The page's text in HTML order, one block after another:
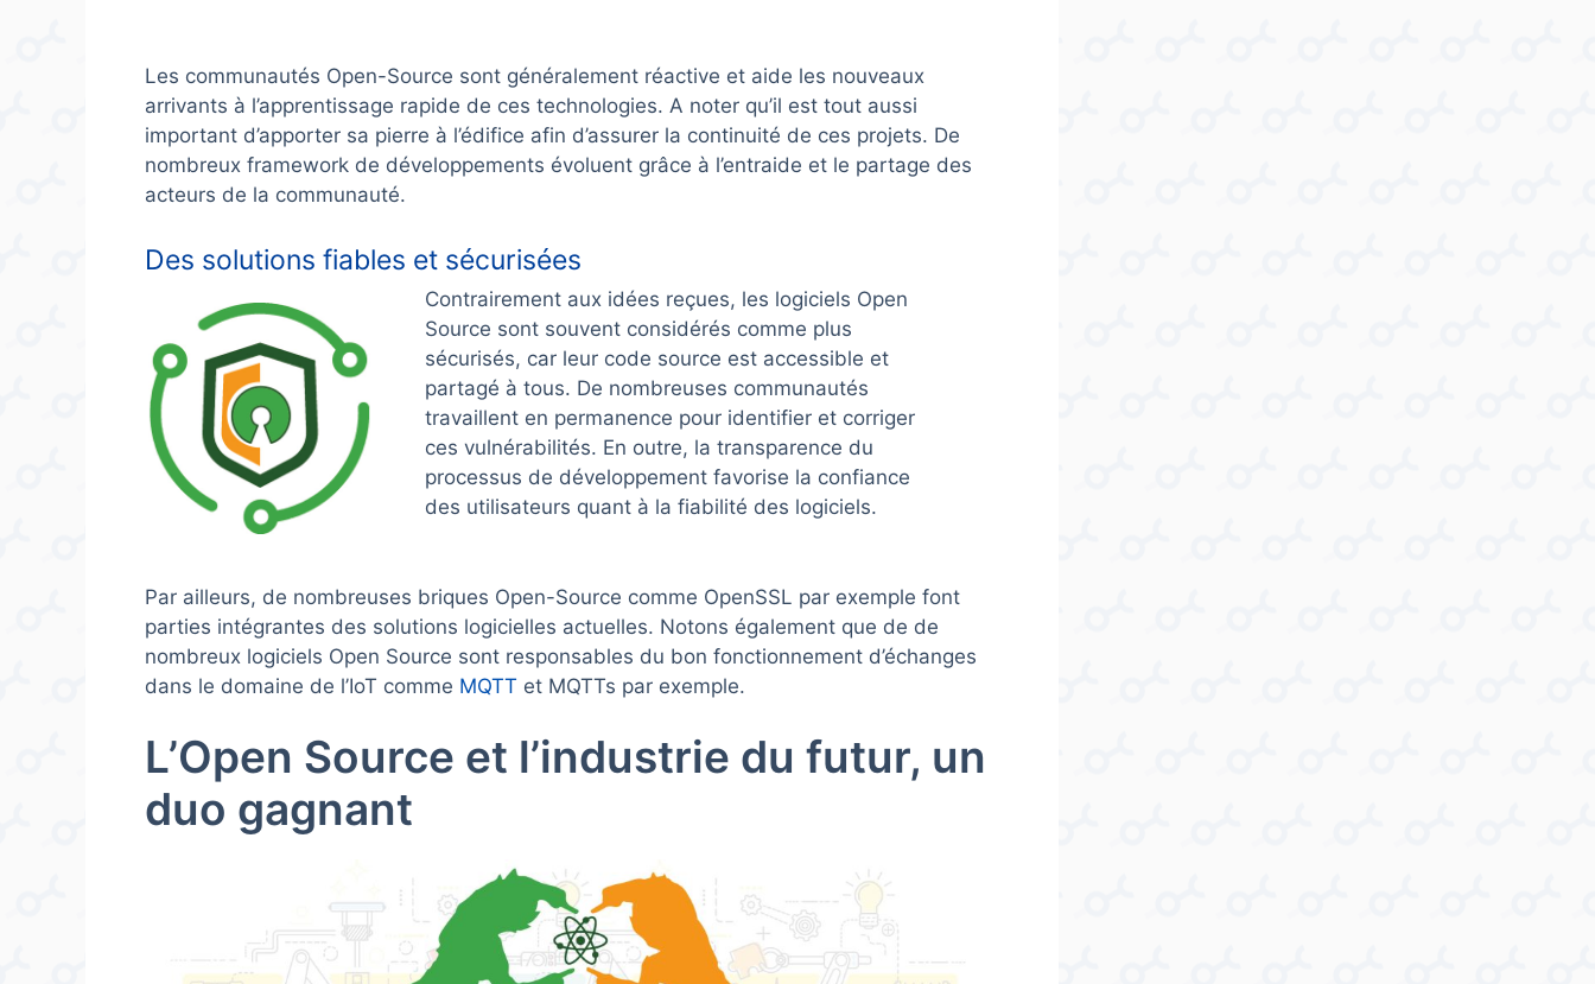
Les communautés Open-Source sont généralement réactive et aide les nouveaux
arrivants à l’apprentissage rapide de ces technologies. A noter qu’il est tout aussi
important d’apporter sa pierre à l’édifice afin d’assurer la continuité de ces projets. De
nombreux framework de développements évoluent grâce à l’entraide et le partage des
acteurs de la communauté.
Des solutions fiables et sécurisées
Contrairement aux idées reçues, les logiciels Open
Source sont souvent considérés comme plus
sécurisés, car leur code source est accessible et
partagé à tous. De nombreuses communautés
travaillent en permanence pour identifier et corriger
ces vulnérabilités. En outre, la transparence du
processus de développement favorise la confiance
des utilisateurs quant à la fiabilité des logiciels.
Par ailleurs, de nombreuses briques Open-Source comme OpenSSL par exemple font
parties intégrantes des solutions logicielles actuelles. Notons également que de de
nombreux logiciels Open Source sont responsables du bon fonctionnement d’échanges
dans le domaine de l’IoT comme MQTT et MQTTs par exemple.
L’Open Source et l’industrie du futur, un
duo gagnant